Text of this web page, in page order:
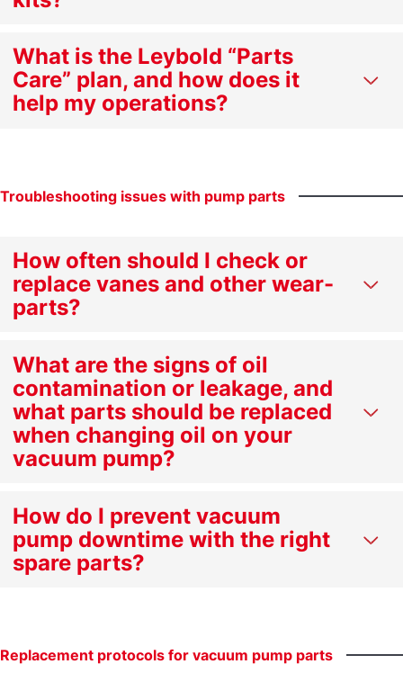
What is the Leybold “Parts
Care” plan, and how does it
help my operations?
Troubleshooting issues with pump parts
How often should I check or
replace vanes and other wear-
parts?
What are the signs of oil
contamination or leakage, and
what parts should be replaced
when changing oil on your
vacuum pump?
How do I prevent vacuum
pump downtime with the right
spare parts?
Replacement protocols for vacuum pump parts